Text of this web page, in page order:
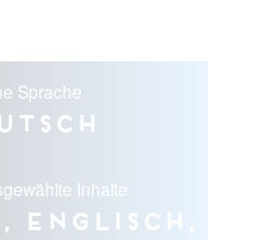
Sprache
Inhalte
Englisch,